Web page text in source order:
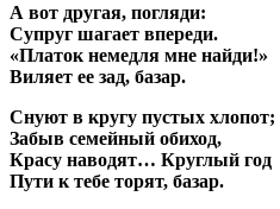
А вот другая, погляди:
Супруг шагает впереди.
«Платок немедля мне найди!»
Виляет ее зад, базар.
Снуют в кругу пустых хлопот;
Забыв семейный обиход,
Красу наводят… Круглый год
Пути к тебе торят, базар.